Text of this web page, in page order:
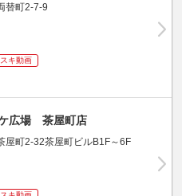
替町2-7-9
キ動画
広場 茶屋町店
屋町2-32茶屋町ビルB1F～6F